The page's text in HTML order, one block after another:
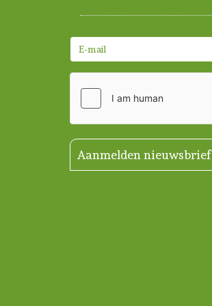
Aanmelden nieuwsbrief